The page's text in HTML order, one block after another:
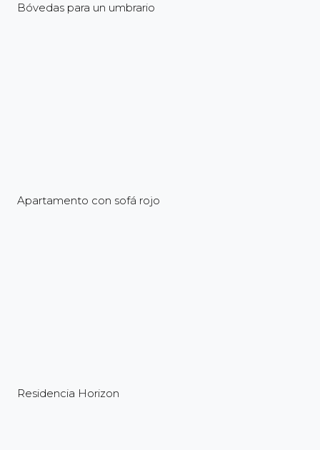
Bóvedas para un umbrario
Apartamento con sofá rojo
Residencia Horizon